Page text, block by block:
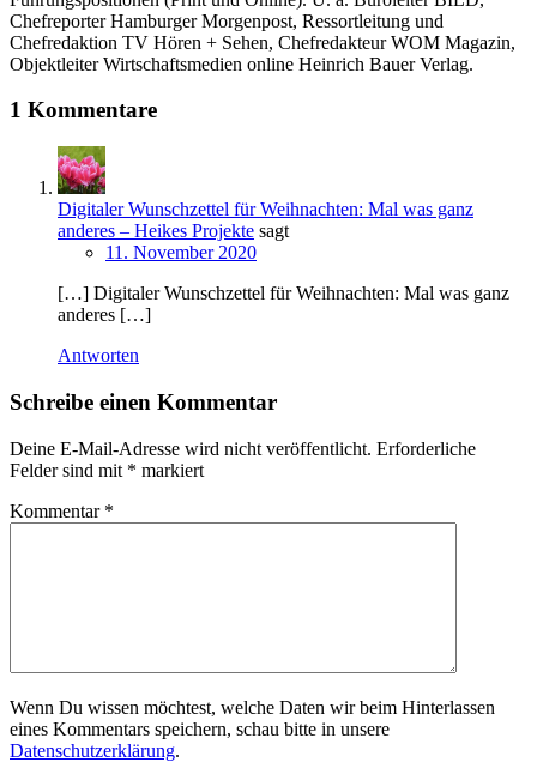
Chefreporter Hamburger Morgenpost, Ressortleitung und
Chefredaktion TV Hören + Sehen, Chefredakteur WOM Magazin,
Objektleiter Wirtschaftsmedien online Heinrich Bauer Verlag.
1 Kommentare
Digitaler Wunschzettel für Weihnachten: Mal was ganz
anderes – Heikes Projekte sagt
11. November 2020
[…] Digitaler Wunschzettel für Weihnachten: Mal was ganz
anderes […]
Antworten
Schreibe einen Kommentar
Deine E-Mail-Adresse wird nicht veröffentlicht. Erforderliche
Felder sind mit * markiert
Kommentar *
Wenn Du wissen möchtest, welche Daten wir beim Hinterlassen
eines Kommentars speichern, schau bitte in unsere
Datenschutzerklärung.